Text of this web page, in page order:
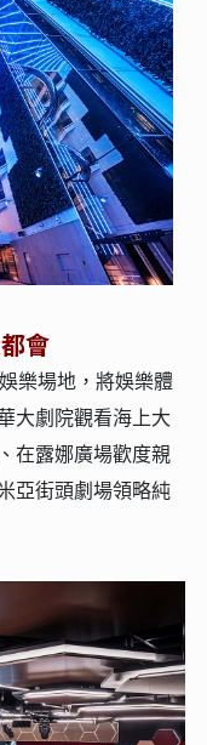
會
樂場地，將娛樂體
大劇院觀看海上大
在露娜廣場歡度親
亞街頭劇場領略純